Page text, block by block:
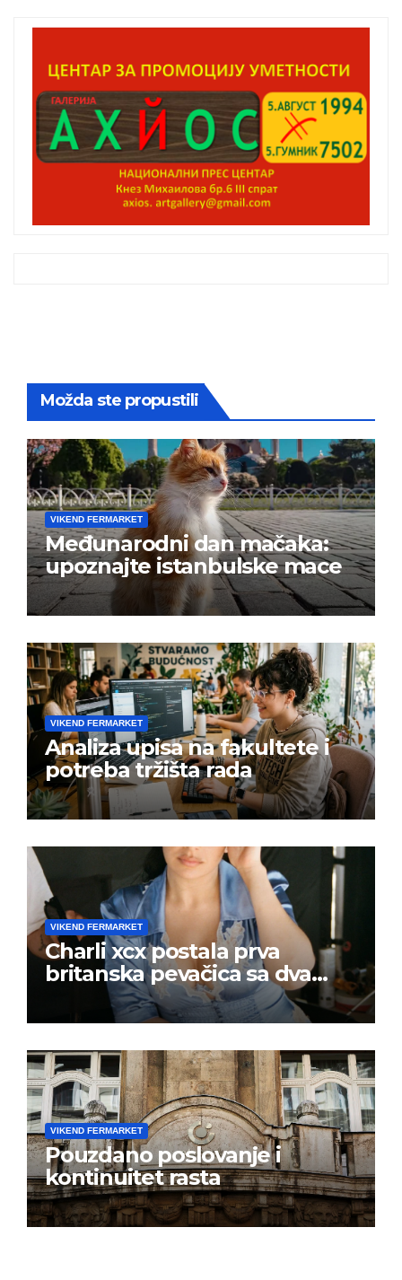
Možda ste propustili
VIKEND FERMARKET
Međunarodni dan mačaka:
upoznajte istanbulske mace
VIKEND FERMARKET
Analiza upisa na fakultete i
potreba tržišta rada
VIKEND FERMARKET
Charli xcx postala prva
britanska pevačica sa dva
albuma na prvom mestu u
istoj kalendarskoj godini
VIKEND FERMARKET
Pouzdano poslovanje i
kontinuitet rasta